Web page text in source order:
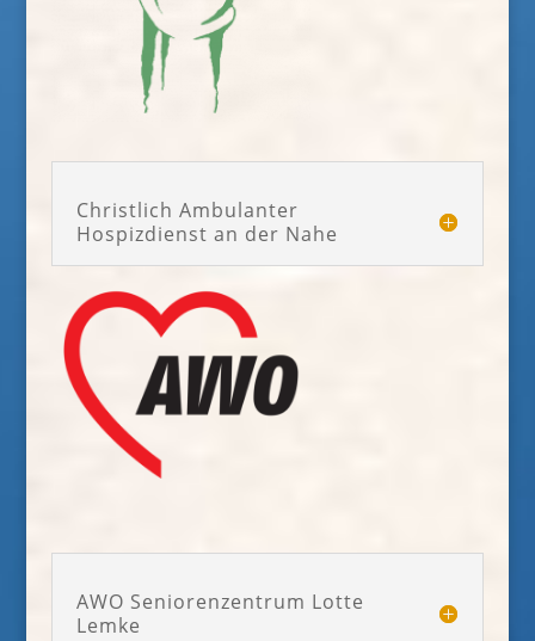
Christlich Ambulanter
Hospizdienst an der Nahe
AWO Seniorenzentrum Lotte
Lemke